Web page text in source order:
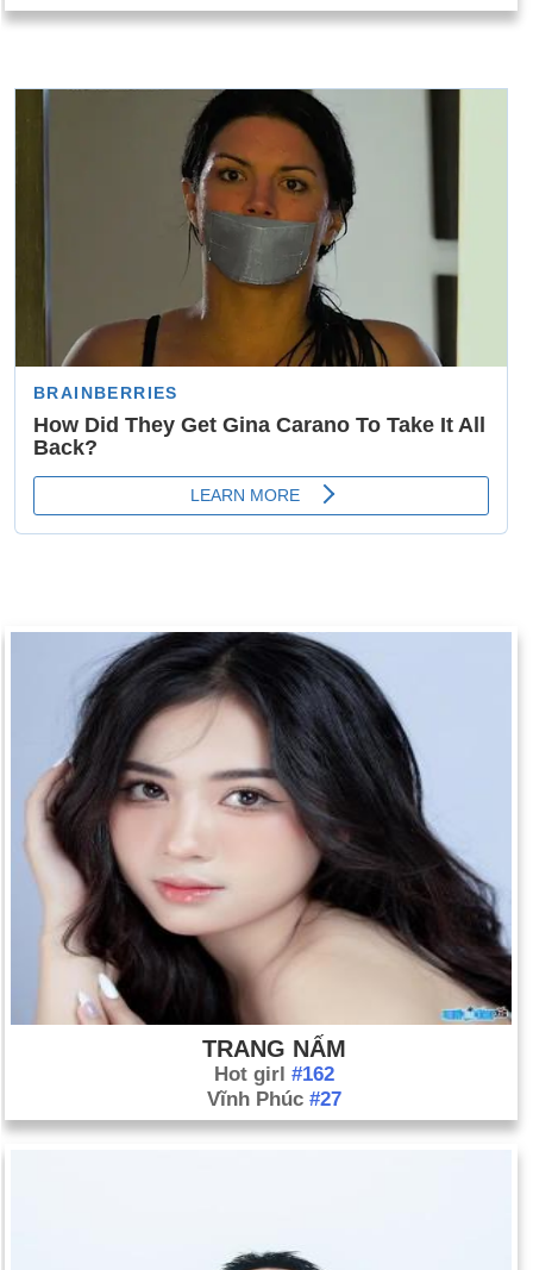
TRANG NẤM
Hot girl #162
Vĩnh Phúc #27